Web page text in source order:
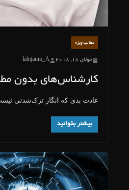
مطالب ویژه
جولای 18, 2018 lahijanm_A
کارشناس‌های بدون
عادت بدی که انگار ترک‌شدنی
بیشتر بخوانید